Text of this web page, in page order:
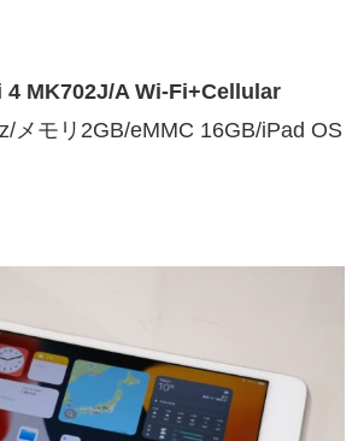
MK702J/A Wi-Fi+Cellular
メモリ2GB/eMMC 16GB/iPad OS